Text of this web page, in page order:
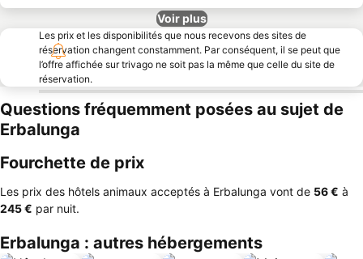
Voir plus
Les prix et les disponibilités que nous recevons des sites de
réservation changent constamment. Par conséquent, il se peut que
l’offre affichée sur trivago ne soit pas la même que celle du site de
réservation.
Questions fréquemment posées au sujet de
Erbalunga
Fourchette de prix
Les prix des hôtels animaux acceptés à Erbalunga vont de ‎56 € à
‎245 € par nuit.
Erbalunga : autres hébergements